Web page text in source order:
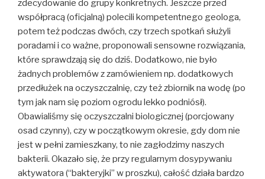
zdecydowanie do grupy konkretnych. Jeszcze przed
współpracą (oficjalną) polecili kompetentnego geologa,
potem też podczas dwóch, czy trzech spotkań służyli
poradami i co ważne, proponowali sensowne rozwiązania,
które sprawdzają się do dziś. Dodatkowo, nie było
żadnych problemów z zamówieniem np. dodatkowych
przedłużek na oczyszczalnię, czy też zbiornik na wodę (po
tym jak nam się poziom ogrodu lekko podniósł).
Obawialiśmy się oczyszczalni biologicznej (porcjowany
osad czynny), czy w początkowym okresie, gdy dom nie
jest w pełni zamieszkany, to nie zagłodzimy naszych
bakterii. Okazało się, że przy regularnym dosypywaniu
aktywatora (“bakteryjki” w proszku), całość działa bardzo